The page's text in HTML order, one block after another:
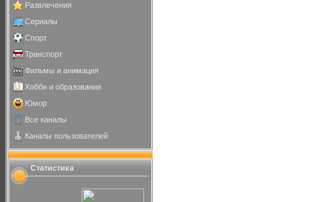
Развлечения
Сериалы
Спорт
Транспорт
Фильмы и анимация
Хобби и образование
Юмор
Все каналы
Каналы пользователей
Статистика